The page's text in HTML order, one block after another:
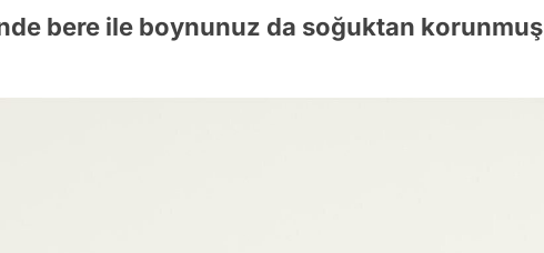
bere ile boynunuz da soğuktan korunmuş